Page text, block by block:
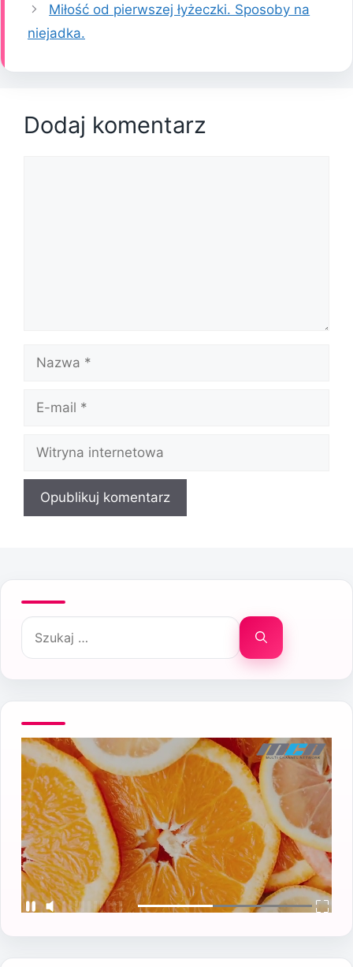
Miłość od pierwszej łyżeczki. Sposoby na
niejadka.
Dodaj komentarz
Nazwa
Witryna
internetowa
Szukaj: